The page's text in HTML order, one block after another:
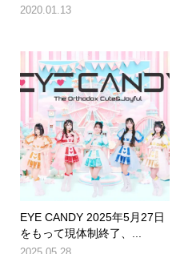
2020.01.13
EYE CANDY 2025年5月27日
をもって現体制終了、...